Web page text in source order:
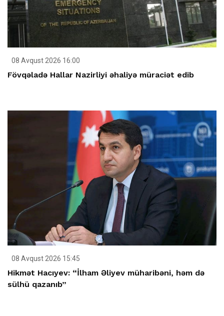
08 Avqust 2026 16:00
Fövqəladə Hallar Nazirliyi əhaliyə müraciət edib
08 Avqust 2026 15:45
Hikmət Hacıyev: “İlham Əliyev müharibəni, həm də
sülhü qazanıb”